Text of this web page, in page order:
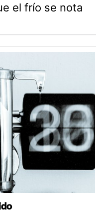
el frío se nota